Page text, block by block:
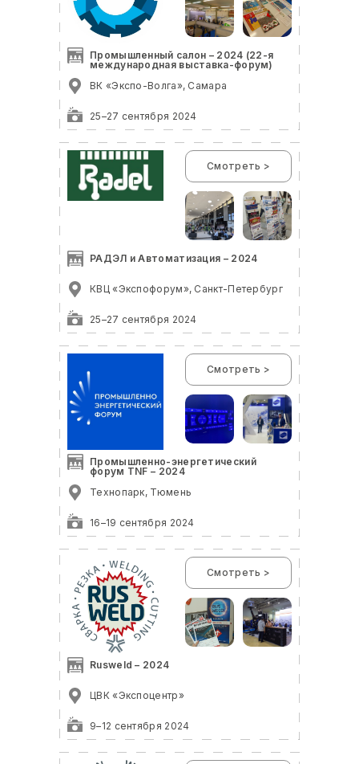
25–27 сентября 2024
Промышленный салон – 2024 (22-я
международная выставка-форум)
ВК «Экспо-Волга», Самара
25–27 сентября 2024
РАДЭЛ и Автоматизация – 2024
КВЦ «Экспофорум», Санкт-Петербург
Смотреть >
16–19 сентября 2024
Промышленно-энергетический
форум TNF – 2024
Технопарк, Тюмень
Смотреть >
9–12 сентября 2024
Rusweld – 2024
ЦВК «Экспоцентр»
Смотреть >